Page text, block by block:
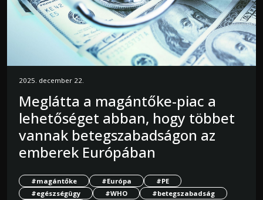
2025. december 22.
Meglátta a magántőke-piac a
lehetőséget abban, hogy többet
vannak betegszabadságon az
emberek Európában
#magántőke #Európa
#PE
#egészségügy
#WHO
#betegszabadság